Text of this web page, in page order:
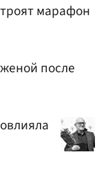
марафон
после